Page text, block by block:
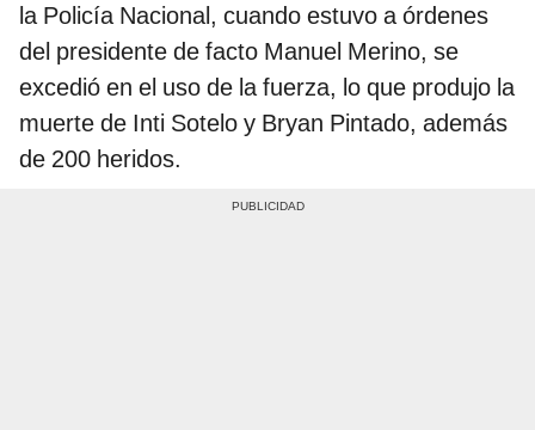
la Policía Nacional, cuando estuvo a órdenes
del presidente de facto Manuel Merino, se
excedió en el uso de la fuerza, lo que produjo la
muerte de Inti Sotelo y Bryan Pintado, además
de 200 heridos.